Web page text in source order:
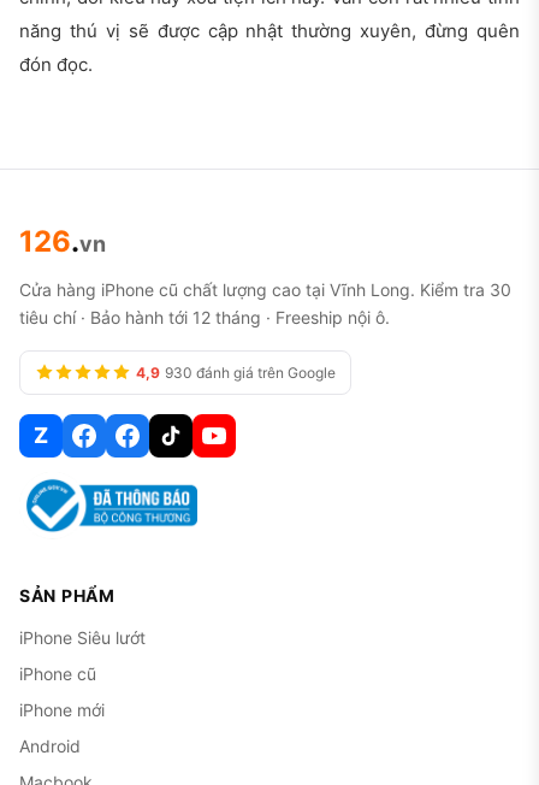
năng thú vị sẽ được cập nhật thường xuyên, đừng quên
đón đọc.
126.vn
Cửa hàng iPhone cũ chất lượng cao tại Vĩnh Long. Kiểm tra 30
tiêu chí · Bảo hành tới 12 tháng · Freeship nội ô.
4,9 930 đánh giá trên Google
Z
SẢN PHẨM
iPhone Siêu lướt
iPhone cũ
iPhone mới
Android